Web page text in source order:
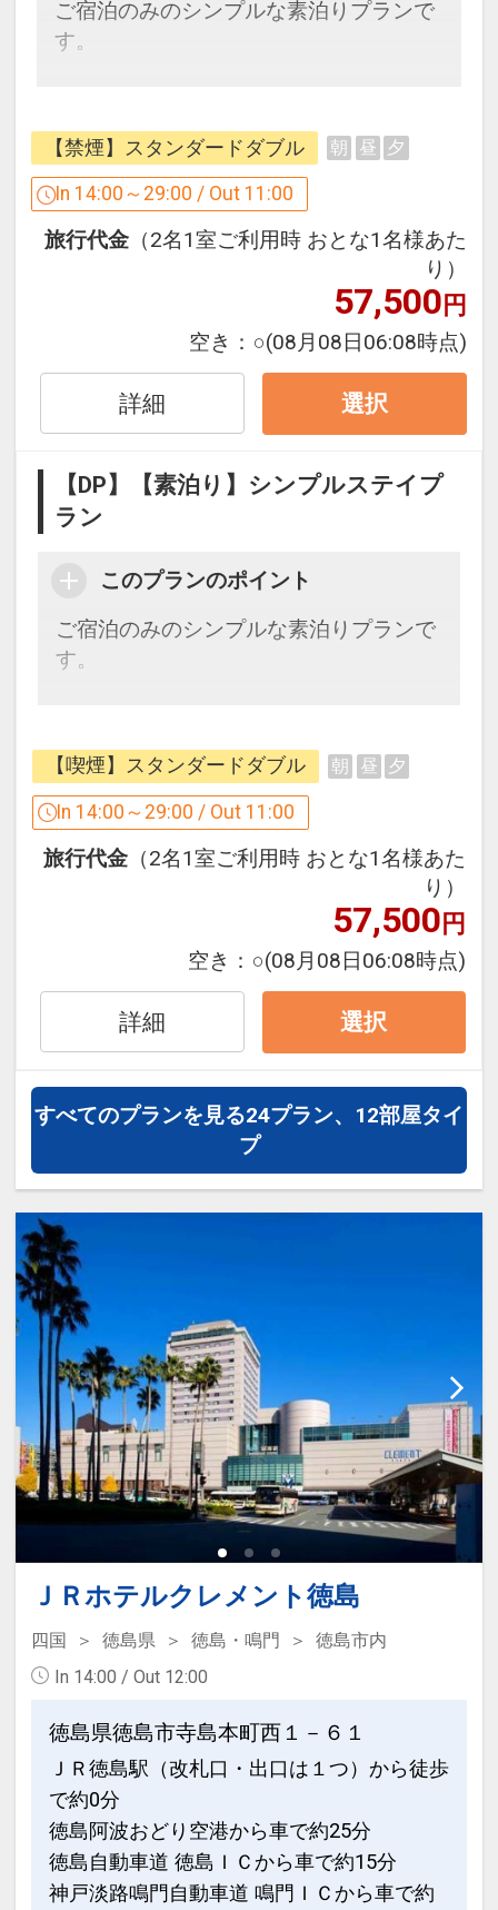
設定期間：2026年4月1日～2026年11月
30日
ご宿泊のみのシンプルな素泊りプランで
す。
ぎと、おもてなしでお迎えいたします。
【館内設備】
■全室有線＆無線LAN接続無料
■全室完備消臭スプレー
■英国製ズボンプレッサー完備
【提携立体駐車場】(濱口ビルパーキン
■駐車場住所：徳島県徳島市寺島本町東
3-12-6
入庫不可）
可）
■サイズ制限：全長4.90m・幅1.85m・高
■お子様の添い寝について■
ベッド1台につき小学生以下(0歳から6歳
以下)
お子様1名まで添い寝でお泊まり頂けま
設定期間：2025年8月22日～2027年2月
インターネットコース番号：DP-2-
200000041427
【禁煙】スタンダードダブル 朝 昼 夕
In 14:00～29:00 / Out 11:00
旅行代金 （2名1室ご利用時 おとな1名様あた
り）
57,500円
空き： ○(08月08日06:08時点)
詳細 選択
【DP】【素泊り】シンプルステイプ
ラン
このプランのポイント
ご宿泊のみのシンプルな素泊りプランで
す。
ぎと、おもてなしでお迎えいたします。
【館内設備】
■全室有線＆無線LAN接続無料
■全室完備消臭スプレー
■英国製ズボンプレッサー完備
【提携立体駐車場】(濱口ビルパーキン
■駐車場住所：徳島県徳島市寺島本町東
■営業時間 ：14:00-翌11:00（22:00以降
■駐車料金 ：1000円（先着順・予約不
可）
■サイズ制限：全長4.90m・幅1.85m・高
さ2.00m迄
■お子様の添い寝について■
ベッド1台につき小学生以下(0歳から6歳
以下)
お子様1名まで添い寝でお泊まり頂けま
す（無料）
設定期間：2025年8月22日～2027年2月
2日
200000041427
【喫煙】スタンダードダブル 朝 昼 夕
In 14:00～29:00 / Out 11:00
旅行代金 （2名1室ご利用時 おとな1名様あた
り）
57,500円
空き： ○(08月08日06:08時点)
詳細 選択
すべてのプランを見る24プラン、12部屋タイ
プ
ＪＲホテルクレメント徳島
四国 徳島県 徳島・鳴門
徳島市内
In 14:00 / Out 12:00
徳島県徳島市寺島本町西１－６１
ＪＲ徳島駅（改札口・出口は１つ）から徒歩
で約0分
徳島阿波おどり空港から車で約25分
徳島自動車道 徳島ＩＣから車で約15分
神戸淡路鳴門自動車道 鳴門ＩＣから車で約